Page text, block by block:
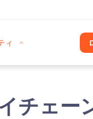
ィ
チェー